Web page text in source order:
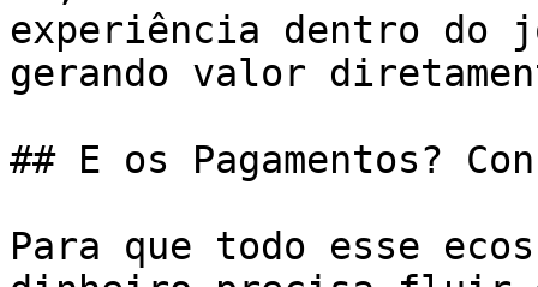
experiência dentro do
gerando valor
## E os Pagamentos?
Para que todo esse